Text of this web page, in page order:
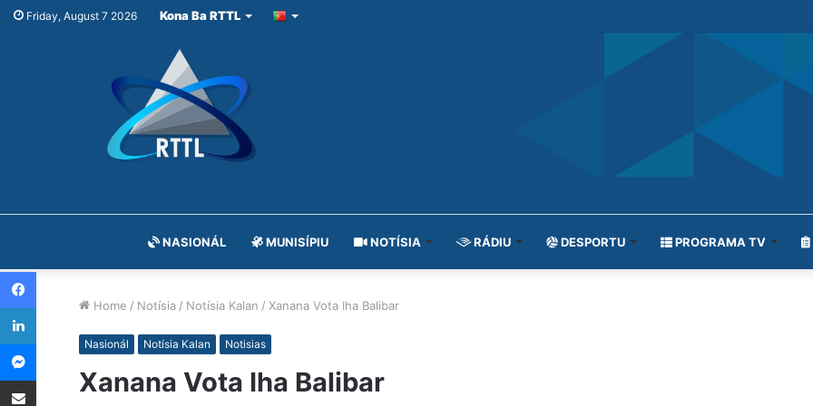
Friday, August 7 2026 Kona Ba RTTL
NASIONÁL MUNISÍPIU NOTÍSIA RÁDIU DESPORTU PROGRAMA TV
Home / Notísia / Notísia Kalan / Xanana Vota Iha Balibar
Nasionál Notísia Kalan Notisias
Xanana Vota Iha Balibar
Facebook
LinkedIn
Messenger